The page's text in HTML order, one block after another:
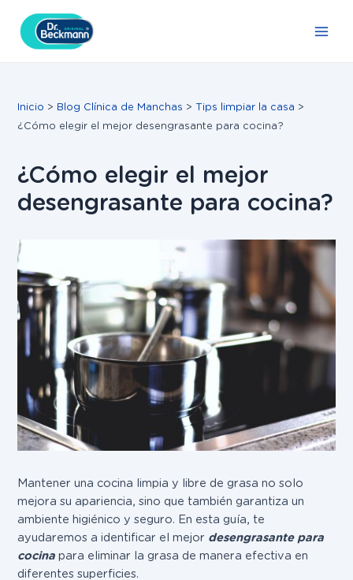
contenido
Inicio Blog Clínica de Manchas
Tips limpiar la casa
¿Cómo elegir el mejor desengrasante para cocina?
¿Cómo elegir el mejor
desengrasante para cocina?
Mantener una cocina limpia y libre de grasa no solo
mejora su apariencia, sino que también garantiza un
ambiente higiénico y seguro. En esta guía, te
ayudaremos a identificar el mejor desengrasante para
cocina para eliminar la grasa de manera efectiva en
diferentes superficies.
de
entradas